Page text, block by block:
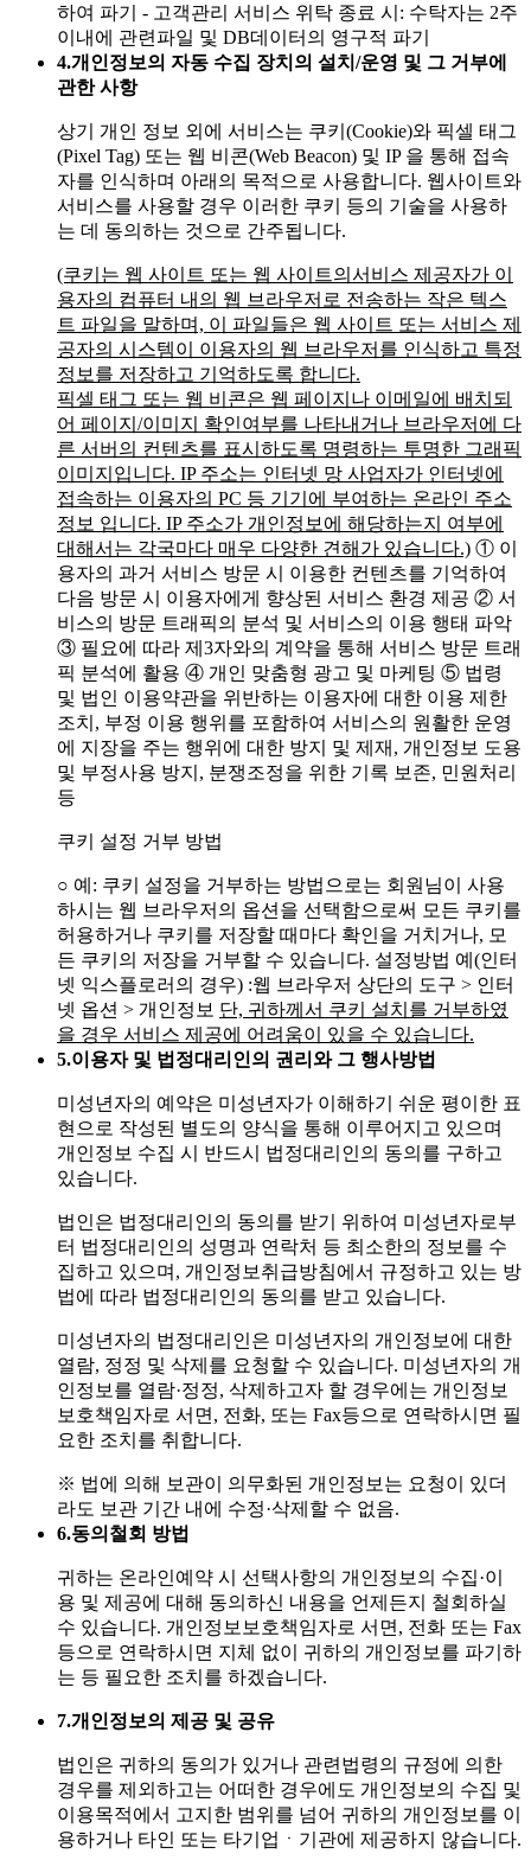
하여 파기
- 고객관리 서비스 위탁 종료 시: 수탁자는 2주
이내에 관련파일 및 DB데이터의 영구적 파기
4.개인정보의 자동 수집 장치의 설치/운영 및 그 거부에
관한 사항
상기 개인 정보 외에 서비스는 쿠키(Cookie)와 픽셀 태그
(Pixel Tag) 또는 웹 비콘(Web Beacon) 및 IP 을 통해 접속
자를 인식하며 아래의 목적으로 사용합니다. 웹사이트와
서비스를 사용할 경우 이러한 쿠키 등의 기술을 사용하
는 데 동의하는 것으로 간주됩니다.
(쿠키는 웹 사이트 또는 웹 사이트의서비스 제공자가 이
용자의 컴퓨터 내의 웹 브라우저로 전송하는 작은 텍스
트 파일을 말하며, 이 파일들은 웹 사이트 또는 서비스 제
공자의 시스템이 이용자의 웹 브라우저를 인식하고 특정
정보를 저장하고 기억하도록 합니다.
픽셀 태그 또는 웹 비콘은 웹 페이지나 이메일에 배치되
어 페이지/이미지 확인여부를 나타내거나 브라우저에 다
른 서버의 컨텐츠를 표시하도록 명령하는 투명한 그래픽
이미지입니다. IP 주소는 인터넷 망 사업자가 인터넷에
접속하는 이용자의 PC 등 기기에 부여하는 온라인 주소
정보 입니다. IP 주소가 개인정보에 해당하는지 여부에
대해서는 각국마다 매우 다양한 견해가 있습니다.) ① 이
용자의 과거 서비스 방문 시 이용한 컨텐츠를 기억하여
다음 방문 시 이용자에게 향상된 서비스 환경 제공 ② 서
비스의 방문 트래픽의 분석 및 서비스의 이용 행태 파악
③ 필요에 따라 제3자와의 계약을 통해 서비스 방문 트래
픽 분석에 활용 ④ 개인 맞춤형 광고 및 마케팅 ⑤ 법령
및 법인 이용약관을 위반하는 이용자에 대한 이용 제한
조치, 부정 이용 행위를 포함하여 서비스의 원활한 운영
에 지장을 주는 행위에 대한 방지 및 제재, 개인정보 도용
및 부정사용 방지, 분쟁조정을 위한 기록 보존, 민원처리
등
쿠키 설정 거부 방법
○ 예: 쿠키 설정을 거부하는 방법으로는 회원님이 사용
하시는 웹 브라우저의 옵션을 선택함으로써 모든 쿠키를
허용하거나 쿠키를 저장할 때마다 확인을 거치거나, 모
든 쿠키의 저장을 거부할 수 있습니다. 설정방법 예(인터
넷 익스플로러의 경우) :웹 브라우저 상단의 도구 > 인터
넷 옵션 > 개인정보 단, 귀하께서 쿠키 설치를 거부하였
을 경우 서비스 제공에 어려움이 있을 수 있습니다.
5.이용자 및 법정대리인의 권리와 그 행사방법
미성년자의 예약은 미성년자가 이해하기 쉬운 평이한 표
현으로 작성된 별도의 양식을 통해 이루어지고 있으며
개인정보 수집 시 반드시 법정대리인의 동의를 구하고
있습니다.
법인은 법정대리인의 동의를 받기 위하여 미성년자로부
터 법정대리인의 성명과 연락처 등 최소한의 정보를 수
집하고 있으며, 개인정보취급방침에서 규정하고 있는 방
법에 따라 법정대리인의 동의를 받고 있습니다.
미성년자의 법정대리인은 미성년자의 개인정보에 대한
열람, 정정 및 삭제를 요청할 수 있습니다. 미성년자의 개
인정보를 열람·정정, 삭제하고자 할 경우에는 개인정보
보호책임자로 서면, 전화, 또는 Fax등으로 연락하시면 필
요한 조치를 취합니다.
※ 법에 의해 보관이 의무화된 개인정보는 요청이 있더
라도 보관 기간 내에 수정·삭제할 수 없음.
6.동의철회 방법
귀하는 온라인예약 시 선택사항의 개인정보의 수집·이
용 및 제공에 대해 동의하신 내용을 언제든지 철회하실
수 있습니다. 개인정보보호책임자로 서면, 전화 또는 Fax
등으로 연락하시면 지체 없이 귀하의 개인정보를 파기하
는 등 필요한 조치를 하겠습니다.
7.개인정보의 제공 및 공유
법인은 귀하의 동의가 있거나 관련법령의 규정에 의한
경우를 제외하고는 어떠한 경우에도 개인정보의 수집 및
이용목적에서 고지한 범위를 넘어 귀하의 개인정보를 이
용하거나 타인 또는 타기업ㆍ기관에 제공하지 않습니다.